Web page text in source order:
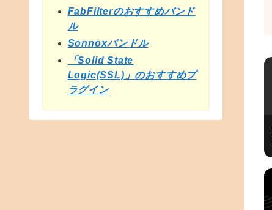
FabFilterのおすすめバンド
ル
Sonnoxバンドル
「Solid State
Logic(SSL)」のおすすめプ
ラグイン